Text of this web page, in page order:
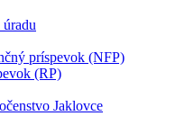
úradu
príspevok (NFP)
(RP)
Jaklovce